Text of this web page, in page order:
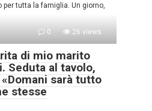
tutta la famiglia. Un giorno,
0 26 views
di mio marito
Seduta al tavolo,
sarà tutto
stesse